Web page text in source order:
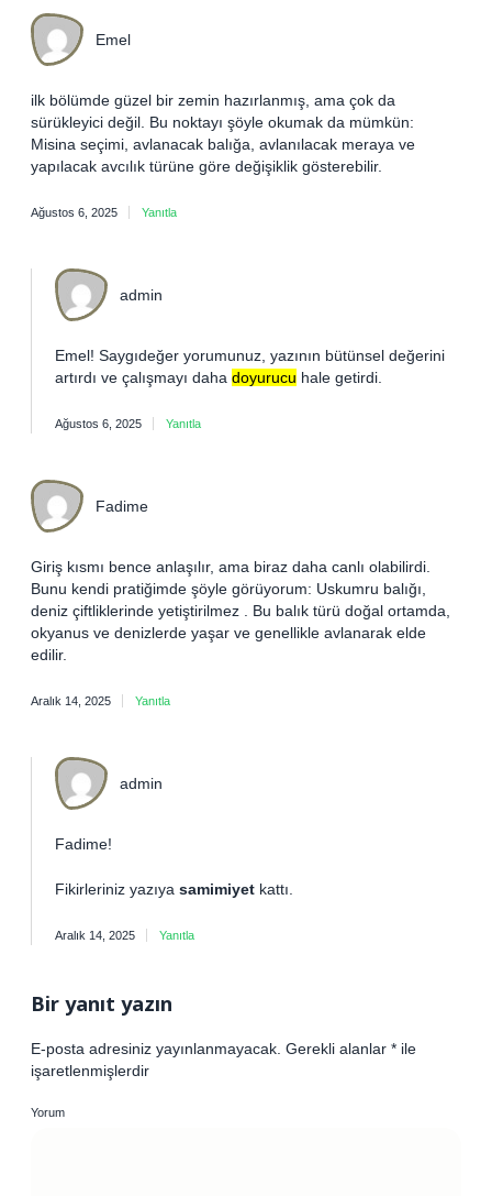
Emel
ilk bölümde güzel bir zemin hazırlanmış, ama çok da
sürükleyici değil. Bu noktayı şöyle okumak da mümkün:
Misina seçimi, avlanacak balığa, avlanılacak meraya ve
yapılacak avcılık türüne göre değişiklik gösterebilir.
Ağustos 6, 2025 Yanıtla
admin
Emel! Saygıdeğer yorumunuz, yazının bütünsel değerini
artırdı ve çalışmayı daha doyurucu hale getirdi.
Ağustos 6, 2025 Yanıtla
Fadime
Giriş kısmı bence anlaşılır, ama biraz daha canlı olabilirdi.
Bunu kendi pratiğimde şöyle görüyorum: Uskumru balığı,
deniz çiftliklerinde yetiştirilmez . Bu balık türü doğal ortamda,
okyanus ve denizlerde yaşar ve genellikle avlanarak elde
edilir.
Aralık 14, 2025 Yanıtla
admin
Fadime!
Fikirleriniz yazıya samimiyet kattı.
Aralık 14, 2025 Yanıtla
Bir yanıt yazın
E-posta adresiniz yayınlanmayacak. Gerekli alanlar * ile
işaretlenmişlerdir
Yorum